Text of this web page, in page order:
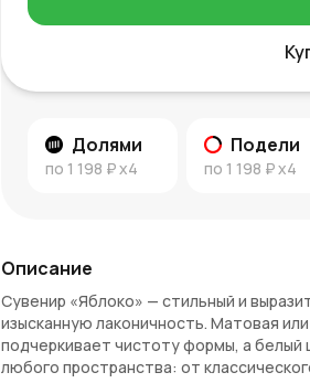
Долями
по 1 198 ₽x4
Подели
по 1 198 ₽x4
Описание
Сувенир «Яблоко» — стильный и
изысканную лаконичность. Матовая
подчеркивает чистоту формы, а
любого пространства: от